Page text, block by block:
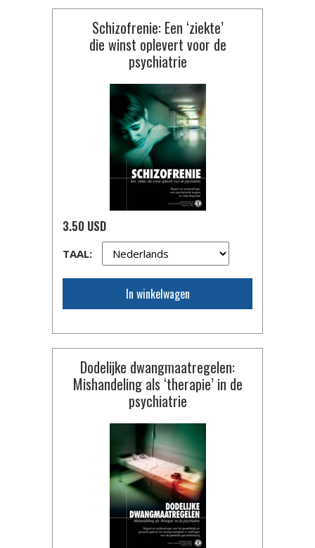
Schizofrenie: Een ‘ziekte’
die winst oplevert voor de
psychiatrie
3.50 USD
TAAL:
In winkelwagen
Dodelijke dwangmaat­regelen:
Mishandeling als ‘therapie’ in de
psychiatrie